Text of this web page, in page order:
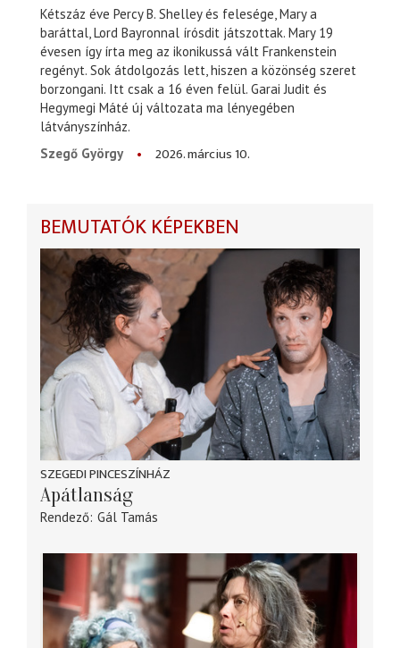
Kétszáz éve Percy B. Shelley és felesége, Mary a
baráttal, Lord Bayronnal írósdit játszottak. Mary 19
évesen így írta meg az ikonikussá vált Frankenstein
regényt. Sok átdolgozás lett, hiszen a közönség szeret
borzongani. Itt csak a 16 éven felül. Garai Judit és
Hegymegi Máté új változata ma lényegében
látványszínház.
Szegő György
2026. március 10.
BEMUTATÓK KÉPEKBEN
SZEGEDI PINCESZÍNHÁZ
Apátlanság
Rendező Gál Tamás